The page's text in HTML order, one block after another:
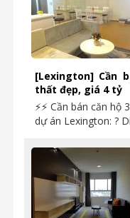
[Lexington] Cần
thất đẹp, giá 4 tỷ
⚡⚡ Cần bán căn
dự án Lexington: ?